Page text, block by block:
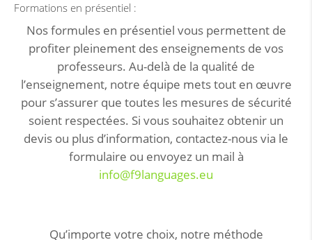
Formations en présentiel :
Nos formules en présentiel vous permettent de
profiter pleinement des enseignements de vos
professeurs. Au-delà de la qualité de
l’enseignement, notre équipe mets tout en œuvre
pour s’assurer que toutes les mesures de sécurité
soient respectées. Si vous souhaitez obtenir un
devis ou plus d’information, contactez-nous via le
formulaire ou envoyez un mail à
info@f9languages.eu
Qu’importe votre choix, notre méthode